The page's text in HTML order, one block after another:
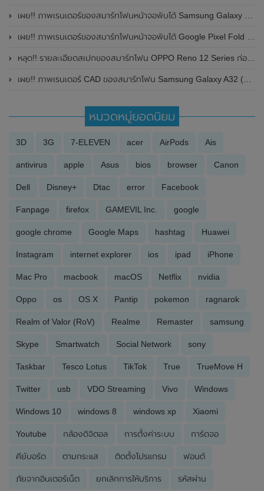
เผย!! ภาพเรนเดอร์ของสมาร์ทโฟนหน้าจอพับได้ Samsung Galaxy Z Fold 4 โชว์ดีไซน์ทั้งด้านหน้าและด้านหลัง
เผย!! ภาพเรนเดอร์ของสมาร์ทโฟนหน้าจอพับได้ Google Pixel Fold และ Google Pixel 7a โชว์ดีไซน์และตัวเลือกสีใหม่ พร้อมเผยรายละเอียดราคาและวันวางจำหน่าย
หลุด!! รายละเอียดสเปกของสมาร์ทโฟน OPPO Reno 12 Series ก่อนเปิดตัวในช่วงปลายเดือนพฤษภาคม 2024 นี้
เผย!! ภาพเรนเดอร์ CAD ของสมาร์ทโฟน Samsung Galaxy A32 (5G) มาพร้อมหน้าจอแสดงผล Infinity-V
หมวดหมู่ยอดนิยม
3D 3G 7-ELEVEN acer AirPods Ais
antivirus apple Asus bios browser Canon
Dell Disney+ Dtac error Facebook
Fanpage firefox GAMEVIL Inc. google
google chrome Google Maps hashtag Huawei
Instagram internet explorer ios ipad iPhone
Mac Pro macbook macOS Netflix nvidia
Oppo os OS X Pantip pokemon ragnarok
Realm of Valor (RoV) Realme Remaster samsung
Skype Smartwatch Social Network sony
Taskbar Tesco Lotus TikTok True TrueMove H
Twitter usb VDO Streaming Vivo Windows
Windows 10 windows 8 windows xp Xiaomi
Youtube กล้องดิจิตอล การตั้งค่าระบบ การ์ดจอ
คีย์บอร์ด ตามกระแส ติดตั้งโปรแกรม ฟอนต์
ภัยจากอินเตอร์เน็ต ยกเลิกการให้บริการ รหัสผ่าน